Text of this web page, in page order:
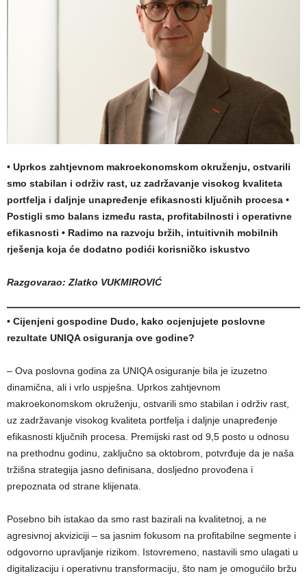
• Uprkos zahtjevnom makroekonomskom okruženju, ostvarili
smo stabilan i održiv rast, uz zadržavanje visokog kvaliteta
portfelja i daljnje unapređenje efikasnosti ključnih procesa •
Postigli smo balans između rasta, profitabilnosti i operativne
efikasnosti • Radimo na razvoju bržih, intuitivnih mobilnih
rješenja koja će dodatno podići korisničko iskustvo
Razgovarao: Zlatko VUKMIROVIĆ
• Cijenjeni gospodine Dudo, kako ocjenjujete poslovne
rezultate UNIQA osiguranja ove godine?
– Ova poslovna godina za UNIQA osiguranje bila je izuzetno
dinamična, ali i vrlo uspješna. Uprkos zahtjevnom
makroekonomskom okruženju, ostvarili smo stabilan i održiv rast,
uz zadržavanje visokog kvaliteta portfelja i daljnje unapređenje
efikasnosti ključnih procesa. Premijski rast od 9,5 posto u odnosu
na prethodnu godinu, zaključno sa oktobrom, potvrđuje da je naša
tržišna strategija jasno definisana, dosljedno provođena i
prepoznata od strane klijenata.
Posebno bih istakao da smo rast bazirali na kvalitetnoj, a ne
agresivnoj akviziciji – sa jasnim fokusom na profitabilne segmente i
odgovorno upravljanje rizikom. Istovremeno, nastavili smo ulagati u
digitalizaciju i operativnu transformaciju, što nam je omogućilo bržu